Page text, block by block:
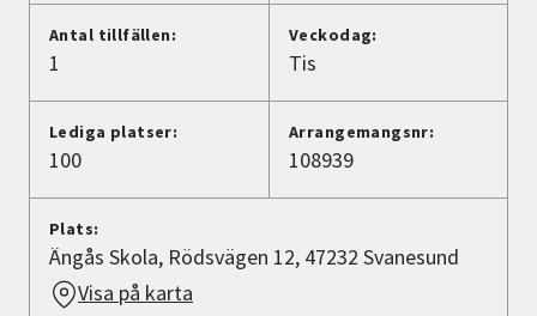
Lyssna
Antal tillfällen:
1
Veckodag:
Tis
Lediga platser:
100
Arrangemangsnr:
108939
Plats:
Ängås Skola, Rödsvägen 12, 47232 Svanesund
Visa på karta